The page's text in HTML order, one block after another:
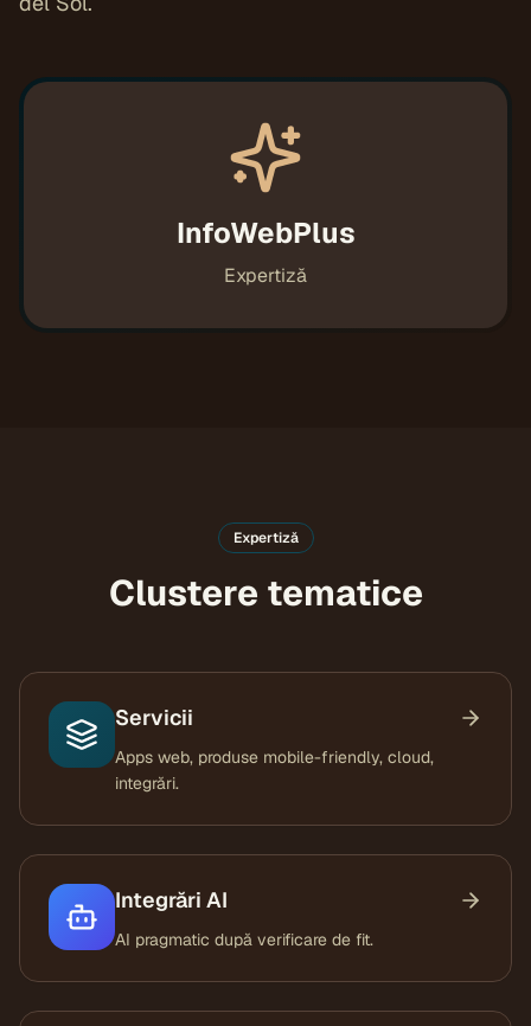
InfoWebPlus
Expertiză
Expertiză
Clustere tematice
Servicii
Apps web, produse mobile-friendly, cloud,
integrări.
Integrări AI
AI pragmatic după verificare de fit.